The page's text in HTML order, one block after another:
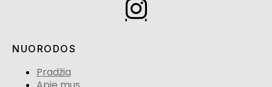
NUORODOS
Pradžia